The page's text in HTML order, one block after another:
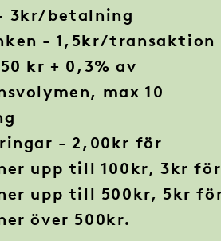
3kr/betalning
- 1,5kr/transaktion
kr + 0,3% av
max 10
- 2,00kr för
upp till 100kr, 3kr för
upp till 500kr, 5kr
över 500kr.